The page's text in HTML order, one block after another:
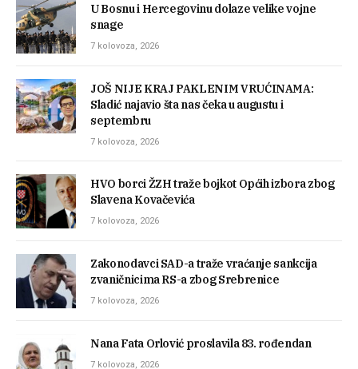
U Bosnu i Hercegovinu dolaze velike vojne
snage
7 kolovoza, 2026
JOŠ NIJE KRAJ PAKLENIM VRUĆINAMA:
Sladić najavio šta nas čeka u augustu i
septembru
7 kolovoza, 2026
HVO borci ŽZH traže bojkot Općih izbora zbog
Slavena Kovačevića
7 kolovoza, 2026
Zakonodavci SAD-a traže vraćanje sankcija
zvaničnicima RS-a zbog Srebrenice
7 kolovoza, 2026
Nana Fata Orlović proslavila 83. rođendan
7 kolovoza, 2026